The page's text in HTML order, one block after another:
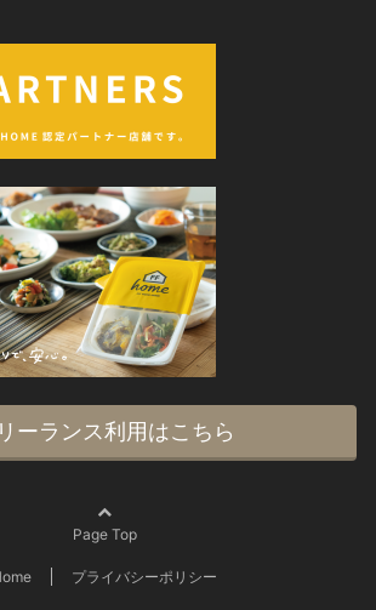
ーランス利用はこちら
Page Top
プライバシーポリシー